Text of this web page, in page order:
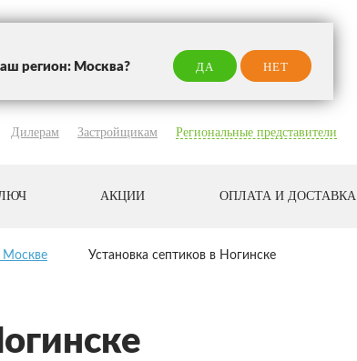
регион: Москва? ДА НЕТ
без выходных:
— 19:00
18:00
Дилерам Застройщикам Региональные представители
АКЦИИ ОПЛАТА И ДОСТАВКА
Москве Установка септиков в Ногинске